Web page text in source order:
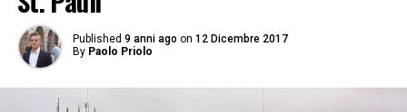
Published 9 anni ago on 12 Dicembre 2017
By Paolo Priolo